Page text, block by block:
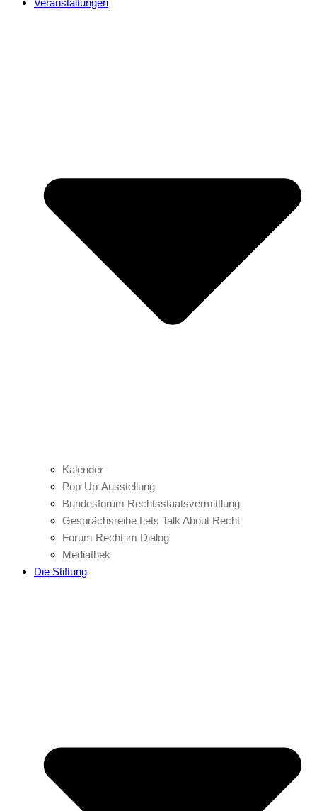
Veranstaltungen
Kalender
Pop-Up-Ausstellung
Bundesforum Rechtsstaatsvermittlung
Gesprächsreihe Lets Talk About Recht
Forum Recht im Dialog
Mediathek
Die Stiftung